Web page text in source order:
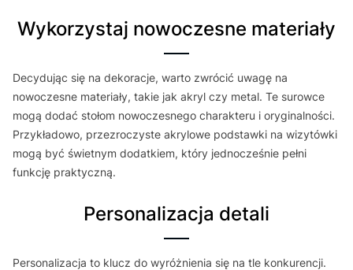
Wykorzystaj nowoczesne materiały
Decydując się na dekoracje, warto zwrócić uwagę na
nowoczesne materiały, takie jak akryl czy metal. Te surowce
mogą dodać stołom nowoczesnego charakteru i oryginalności.
Przykładowo, przezroczyste akrylowe podstawki na wizytówki
mogą być świetnym dodatkiem, który jednocześnie pełni
funkcję praktyczną.
Personalizacja detali
Personalizacja to klucz do wyróżnienia się na tle konkurencji.